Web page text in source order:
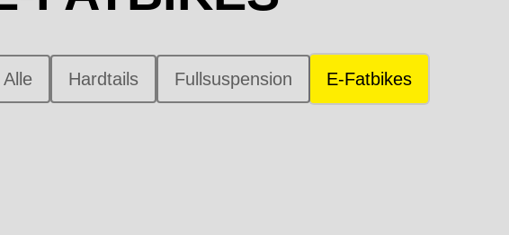
Alle Hardtails Fullsuspension E-Fatbikes